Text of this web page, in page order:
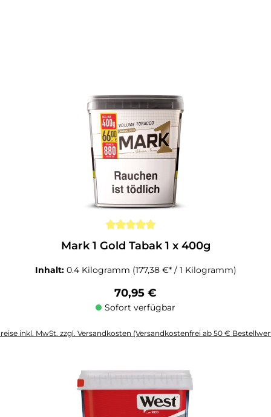
Mark 1 Gold Tabak 1 x 400g
Inhalt: 0.4 Kilogramm (177,38 €* / 1 Kilogramm)
Regulärer Preis:
70,95 €
Sofort verfügbar
inkl. MwSt. zzgl. Versandkosten (Versandkostenfrei ab 50 €